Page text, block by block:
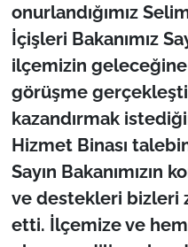
onurlandığımız
İçişleri Bakanımız
ilçemizin
görüşme
kazandırmak
Hizmet Binası
Sayın Bakanımızın
ve destekleri bizleri
etti. İlçemize ve